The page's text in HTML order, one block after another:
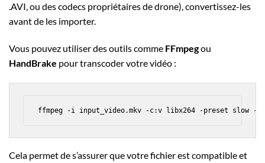
.AVI, ou des codecs propriétaires de drone), convertissez-les
avant de les importer.
Vous pouvez utiliser des outils comme FFmpegou
HandBrake pour transcoder votre vidéo :
Cela permet de s’assurer que votre fichier est compatible et